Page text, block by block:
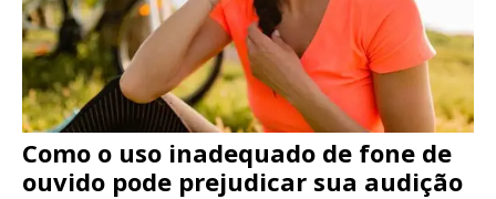
Como o uso inadequado de fone de
ouvido pode prejudicar sua audição